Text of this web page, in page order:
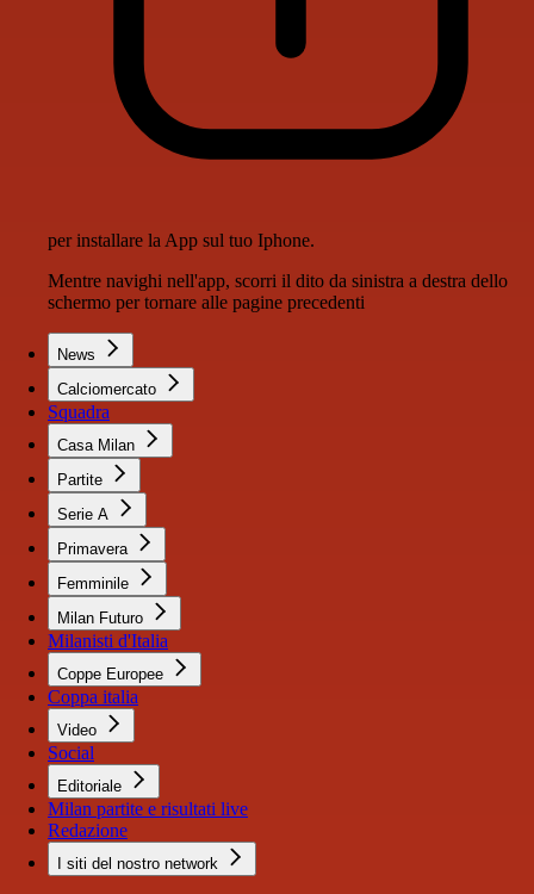
per installare la App sul tuo Iphone.
Mentre navighi nell'app, scorri il dito da sinistra a destra dello
schermo per tornare alle pagine precedenti
News
Calciomercato
Squadra
Casa Milan
Partite
Serie A
Primavera
Femminile
Milan Futuro
Milanisti d'Italia
Coppe Europee
Coppa italia
Video
Social
Editoriale
Milan partite e risultati live
Redazione
I siti del nostro network